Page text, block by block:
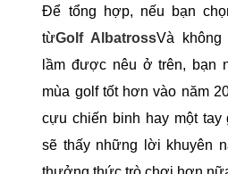
Để tổng hợp, nếu bạn
từGolf AlbatrossVà
lầm được nêu ở trên, bạn
mùa golf tốt hơn vào năm
cựu chiến binh hay một tay
sẽ thấy những lời khuyên